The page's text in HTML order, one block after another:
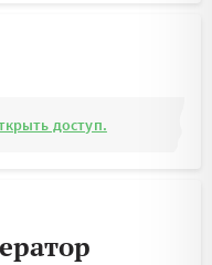
доступ.